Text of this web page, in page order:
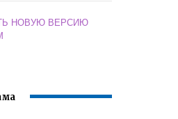
НОВУЮ ВЕРСИЮ